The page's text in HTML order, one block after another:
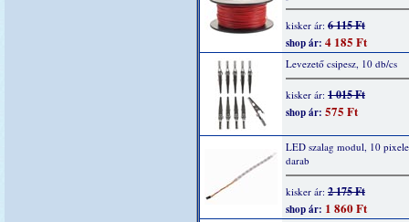
kisker ár: 6 115 Ft
shop ár: 4 185 Ft
Levezető csipesz, 10 db/cs
kisker ár: 1 015 Ft
shop ár: 575 Ft
LED szalag modul, 10
darab
kisker ár: 2 175 Ft
shop ár: 1 860 Ft